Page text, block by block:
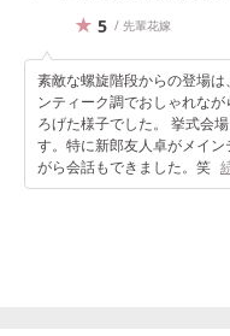
5 / 先輩花嫁
素敵な螺旋階段からの登場
ンティーク調でおしゃれな
ろげた様子でした。 挙式会
す。特に新郎友人卓がメイ
がら会話もできました。笑